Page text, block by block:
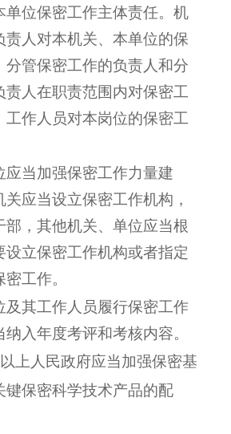
单位保密工作主体责任。机
责人对本机关、本单位的保
分管保密工作的负责人和分
责人在职责范围内对保密工
工作人员对本岗位的保密工
应当加强保密工作力量建
应当设立保密工作机构，
部，其他机关、单位应当根
设立保密工作机构或者指定
工作。
及其工作人员履行保密工作
入年度考评和考核内容。
上人民政府应当加强保密基
键保密科学技术产品的配